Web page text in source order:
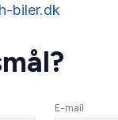
biler.dk
E-mail